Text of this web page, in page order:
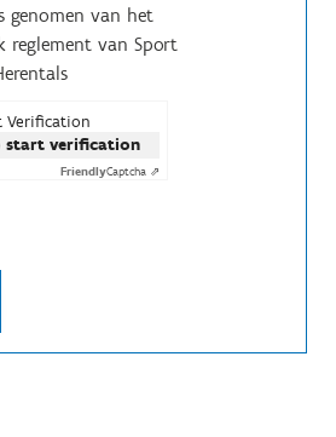
genomen van het
reglement van Sport
Verification
start verification
FriendlyCaptcha ⇗